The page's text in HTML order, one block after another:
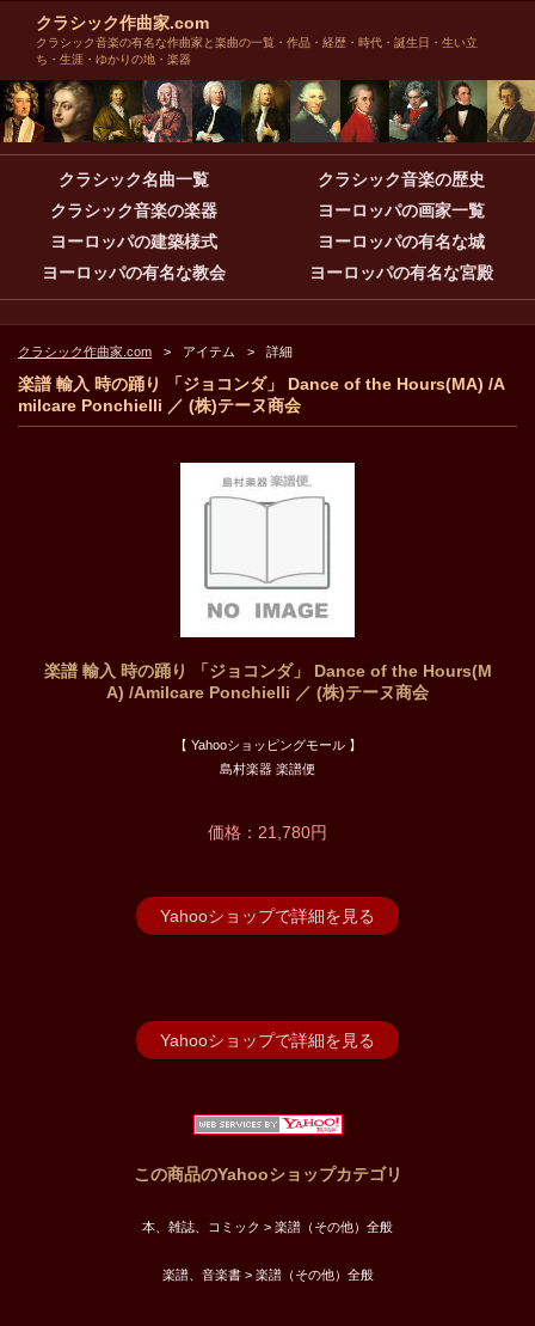
クラシック作曲家.com
クラシック音楽の有名な作曲家と楽曲の一覧・作品・経歴・時代・誕生日・生い立
ち・生涯・ゆかりの地・楽器
クラシック名曲一覧
クラシック音楽の歴史
クラシック音楽の楽器
ヨーロッパの画家一覧
ヨーロッパの建築様式
ヨーロッパの有名な城
ヨーロッパの有名な教会
ヨーロッパの有名な宮殿
クラシック作曲家.com アイテム 詳細
楽譜 輸入 時の踊り 「ジョコンダ」 Dance of the Hours(MA) /A
milcare Ponchielli ／ (株)テーヌ商会
楽譜 輸入 時の踊り 「ジョコンダ」 Dance of the Hours(M
A) /Amilcare Ponchielli ／ (株)テーヌ商会
【 Yahooショッピングモール 】
島村楽器 楽譜便
価格：21,780円
Yahooショップで詳細を見る
Yahooショップで詳細を見る
この商品のYahooショップカテゴリ
本、雑誌、コミック > 楽譜（その他）全般
楽譜、音楽書 > 楽譜（その他）全般